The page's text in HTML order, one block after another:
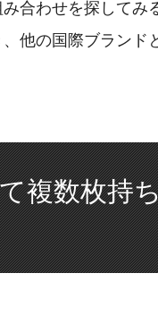
合わせを探してみ
他の国際ブランド
複数枚持